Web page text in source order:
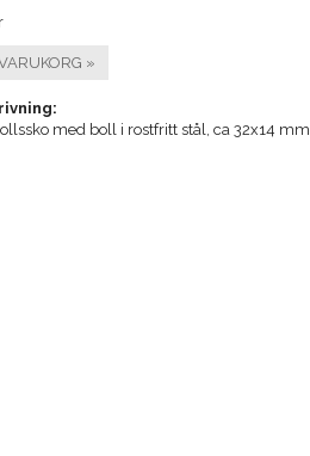
»
med boll i rostfritt stål, ca 32x14 mm